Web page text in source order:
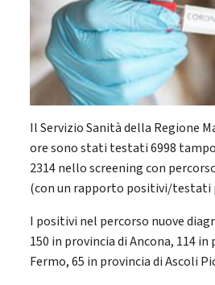
Il Servizio Sanità della Regione
ore sono stati testati 6998
2314 nello screening con
(con un rapporto positivi/testati
I positivi nel percorso nuove
150 in provincia di Ancona, 114
Fermo, 65 in provincia di Ascoli